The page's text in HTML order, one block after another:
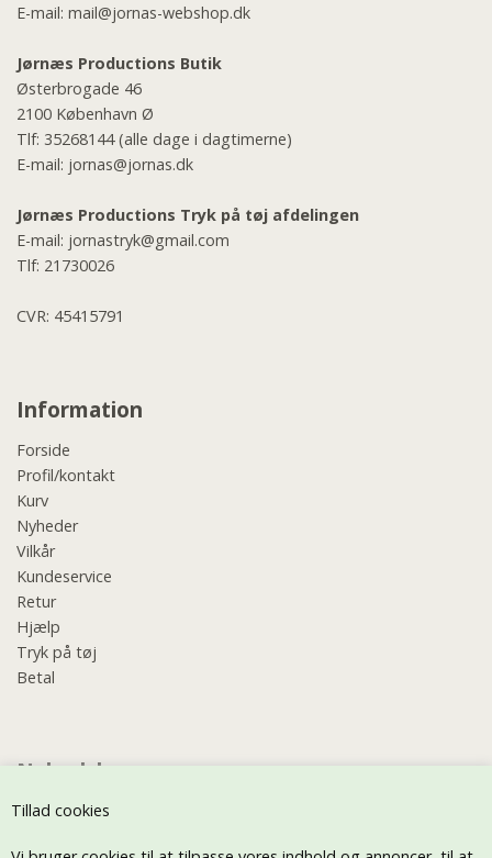
Tillad cookies
E-mail: mail@jornas-webshop.dk
Jørnæs Productions Butik
Østerbrogade 46
2100 København Ø
Tlf: 35268144(alle dage i dagtimerne)
E-mail: jornas@jornas.dk
Jørnæs Productions Tryk på tøj afdelingen
E-mail: jornastryk@gmail.com
Tlf: 21730026
CVR: 45415791
Information
Forside
Profil/kontakt
Kurv
Nyheder
Vilkår
Kundeservice
Retur
Hjælp
Tryk på tøj
Betal
Nyhedsbrev